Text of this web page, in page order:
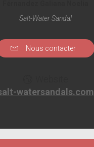
Salt-Water Sandal
Nous contacter
watersandals.com